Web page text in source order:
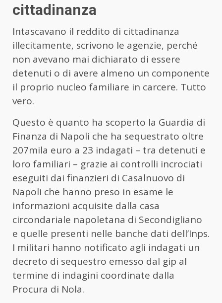
cittadinanza
Intascavano il reddito di cittadinanza
illecitamente, scrivono le agenzie, perché
non avevano mai dichiarato di essere
detenuti o di avere almeno un componente
il proprio nucleo familiare in carcere. Tutto
vero.
Questo è quanto ha scoperto la Guardia di
Finanza di Napoli che ha sequestrato oltre
207mila euro a 23 indagati – tra detenuti e
loro familiari – grazie ai controlli incrociati
eseguiti dai finanzieri di Casalnuovo di
Napoli che hanno preso in esame le
informazioni acquisite dalla casa
circondariale napoletana di Secondigliano
e quelle presenti nelle banche dati dell’Inps.
I militari hanno notificato agli indagati un
decreto di sequestro emesso dal gip al
termine di indagini coordinate dalla
Procura di Nola.